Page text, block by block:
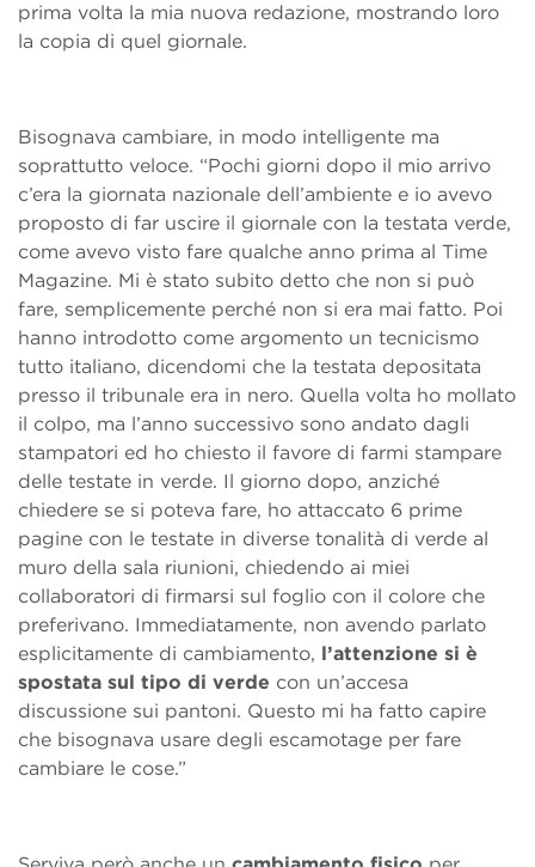
prima volta la mia nuova redazione, mostrando loro
la copia di quel giornale.
Bisognava cambiare, in modo intelligente ma
soprattutto veloce. “Pochi giorni dopo il mio arrivo
c’era la giornata nazionale dell’ambiente e io avevo
proposto di far uscire il giornale con la testata verde,
come avevo visto fare qualche anno prima al Time
Magazine. Mi è stato subito detto che non si può
fare, semplicemente perché non si era mai fatto. Poi
hanno introdotto come argomento un tecnicismo
tutto italiano, dicendomi che la testata depositata
presso il tribunale era in nero. Quella volta ho mollato
il colpo, ma l’anno successivo sono andato dagli
stampatori ed ho chiesto il favore di farmi stampare
delle testate in verde. Il giorno dopo, anziché
chiedere se si poteva fare, ho attaccato 6 prime
pagine con le testate in diverse tonalità di verde al
muro della sala riunioni, chiedendo ai miei
collaboratori di firmarsi sul foglio con il colore che
preferivano. Immediatamente, non avendo parlato
esplicitamente di cambiamento, l’attenzione si è
spostata sul tipo di verde con un’accesa
discussione sui pantoni. Questo mi ha fatto capire
che bisognava usare degli escamotage per fare
cambiare le cose.”